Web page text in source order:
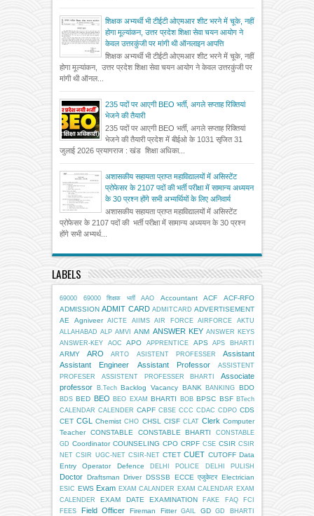
शिक्षक अभ्यर्थी भी टीईटी ओएमआर शीट भरने में चूके, नहीं
होगा मूल्यांकन, उत्तर प्रदेश शिक्षा सेवा चयन आयोग ने
केवल उत्तरकुंजी पर मांगी थी ऑनलाइन आपत्ति
शिक्षक अभ्यर्थी भी टीईटी ओएमआर शीट भरने में चूके, नहीं
होगा मूल्यांकन, उत्तर प्रदेश शिक्षा सेवा चयन आयोग ने केवल उत्तरकुंजी पर
मांगी थी ऑनल...
235 पदों पर आएगी BEO भर्ती, अगले सप्ताह रिक्तियां
भेजने की तैयारी
235 पदों पर आएगी BEO भर्ती, अगले सप्ताह रिक्तियां
भेजने की तैयारी प्रदेश में बीईओ के 1031 सृजित 31
जुलाई 2026 प्रयागराज : खंड शिक्षा अधिका...
अशासकीय सहायता प्राप्त महाविद्यालयों में असिस्टेंट
प्रोफेसर के 2107 पदों की भर्ती परीक्षा में सामान्य अध्ययन
के 30 प्रश्न होंगे सभी अभ्यर्थियों के लिए अनिवार्य
अशासकीय सहायता प्राप्त महाविद्यालयों में असिस्टेंट
प्रोफेसर के 2107 पदों की भर्ती परीक्षा में सामान्य अध्ययन के 30 प्रश्न
होंगे सभी अभ्यर्थ...
LABELS
69000 69000 शिक्षक भर्ती AAO Accountant ACF
ACF-RFO
ADMISSION ADMIT CARD ADMITCARD ADVERTISEMENT
AE
Agniveer AICTE AIIMS AIR FORCE AIRFORCE
AKTU
ALLAHABAD ALP AMVI ANM ANSWER KEY ANSWER KEYS
ANSWER-KEY
AOC APO APPRENTICE APS APS BHARTI
ARMY ARO ARTO ASISTENT PROFESSER
Assistant
Assistant Engineer
Assistant Professor
ASSISTENT
PROFESER
ASSISTENT PROFESSER BHARTI
Associate
professor
B.Tech Backlog Vacancy BANK BANKING BDO
BDS BED BEO BEO EXAM BHARTI BOB BPSC BSF BTech
CALENDAR CALENDER CAPF CBSE CCC CDAC CDPO CDS
CET CGL Chemist CHO CHSL CISF CLAT Clerk Computer
Teacher
CONSTABLE CONSTABLE BHARTI
CONSTABLE
GD Coordinator COUNSELING CPO CRPF CSE CSIR CSIR
NET CSIR UGC-NET CSIR-NET CTET CUET CUTOFF Data
Entry Operator
Defence DELHI POLICE DELHI PULISH
Doctor Draftsman Driver DSSSB ECCE एजुकेटर Electrician
ESIC EWS Exam EXAM CALANDER EXAM CALENDAR EXAM
CALENDER
EXAM DATE EXAMINATION FAKE FAQ
FCI
FEES
Field Officer Fireman Fitter GAIL GD GD BHARTI